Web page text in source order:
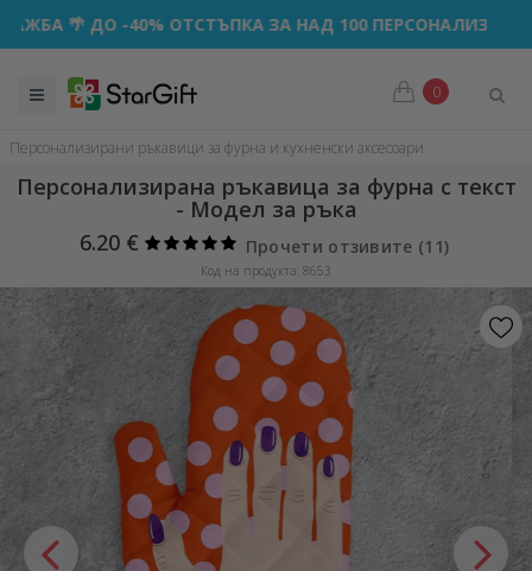
ДО -40% ОТСТЪПКА ЗА НАД 100 ПЕРСОНАЛИЗИРАНИ
0
Персонализирани ръкавици за фурна и кухненски аксесоари
Персонализирана ръкавица за фурна с текст
- Модел за ръка
6.20 €
Прочети отзивите (11)
Код на продукта: 8653